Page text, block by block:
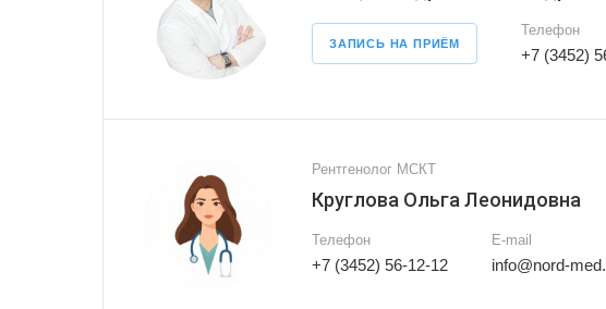
ЗАПИСЬ НА ПРИЁМ
Телефон
+7 (3452)
Рентгенолог МСКТ
Круглова Ольга Леонидовна
Телефон
+7 (3452) 56-12-12
E-mail
info@nord-